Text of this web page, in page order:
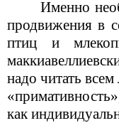
Именно
продвижения в
птиц и
надо читать
как